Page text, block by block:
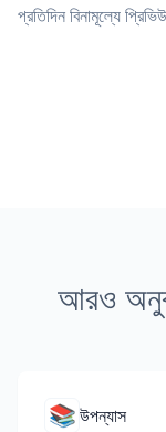
প্রতিদিন বিনামূল্যে
আরও
📚উপন্যাস